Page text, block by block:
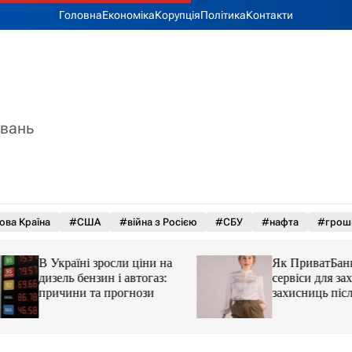
ГоловнаЕкономікаКорупціяПолітикаКонтакти
Країна #США #війна з Росією #СБУ #нафта
В Україні зросли ціни на
дизель бензин і автогаз:
причини та прогнози
Як ПриватБанк
сервіси для
захисниць після